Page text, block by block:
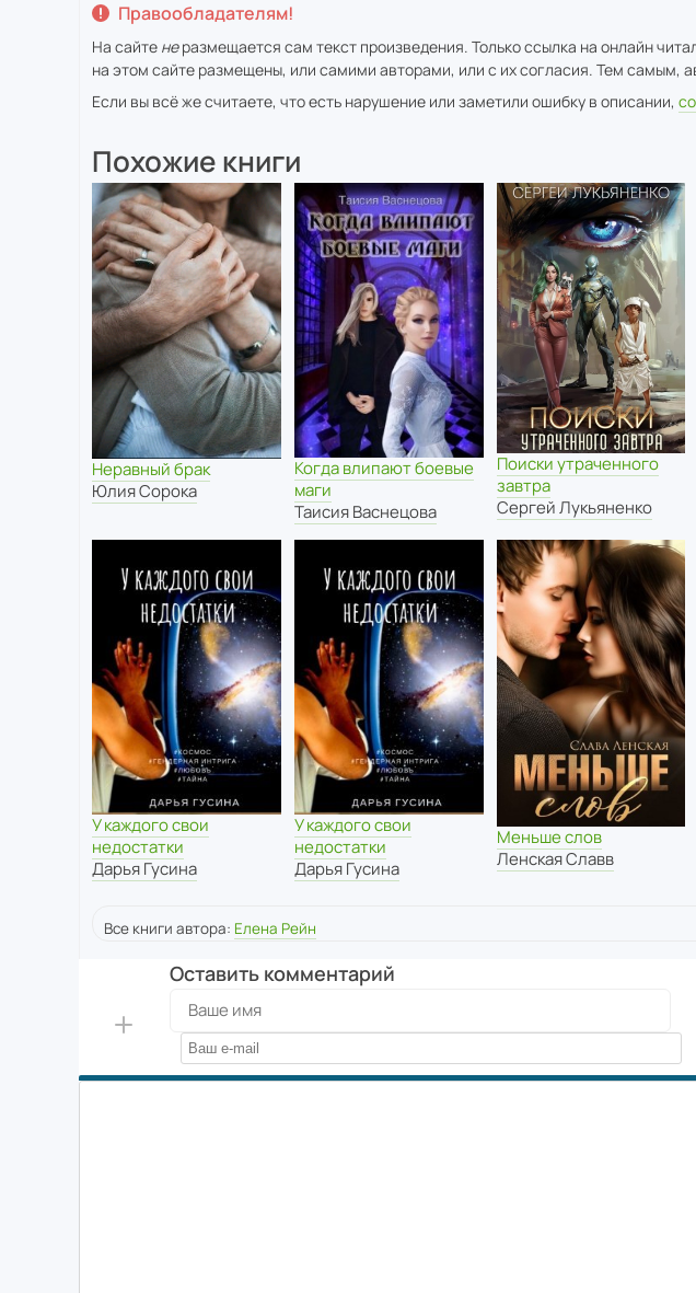
Правообладателям!
На сайте неразмещается сам текст произведения. Только ссылка на онлайн
на этом сайте размещены, или самими авторами, или с их согласия. Тем самым,
Если вы всё же считаете, что есть нарушение или заметили ошибку в описании,
Похожие книги
Неравный брак
Юлия Сорока
Когда влипают боевые
маги
Таисия Васнецова
Поиски утраченного
завтра
Сергей Лукьяненко
У каждого свои
недостатки
Дарья Гусина
У каждого свои
недостатки
Дарья Гусина
Меньше слов
Ленская Славв
Все книги автора: Елена Рейн
Оставить комментарий